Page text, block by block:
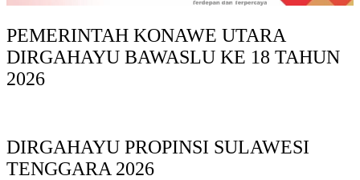
PEMERINTAH KONAWE UTARA
DIRGAHAYU BAWASLU KE 18 TAHUN
2026
DIRGAHAYU PROPINSI SULAWESI
TENGGARA 2026